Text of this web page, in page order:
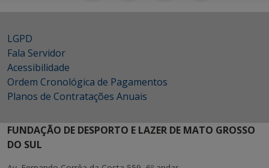
LGPD
Fala Servidor
Acessibilidade
Ordem Cronológica de Pagamentos
Planos de Contratações Anuais
FUNDAÇÃO DE DESPORTO E LAZER DE MATO GROSSO
DO SUL